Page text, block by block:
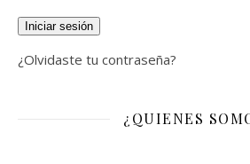
Iniciar sesión
¿Olvidaste tu contraseña?
¿QUIENES